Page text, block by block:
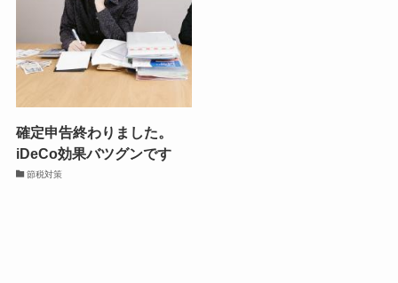
確定申告終わりました。
iDeCo効果バツグンです
節税対策